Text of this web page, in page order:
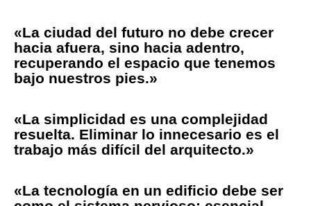
«La ciudad del futuro no debe crecer
hacia afuera, sino hacia adentro,
recuperando el espacio que tenemos
bajo nuestros pies.»
«La simplicidad es una complejidad
resuelta. Eliminar lo innecesario es el
trabajo más difícil del arquitecto.»
«La tecnología en un edificio debe ser